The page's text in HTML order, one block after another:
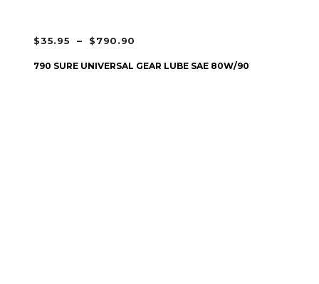
$35.95 – $790.90
DE
CHOIX DES OPTIONS
790 SURE UNIVERSAL GEAR LUBE SAE 80W/90